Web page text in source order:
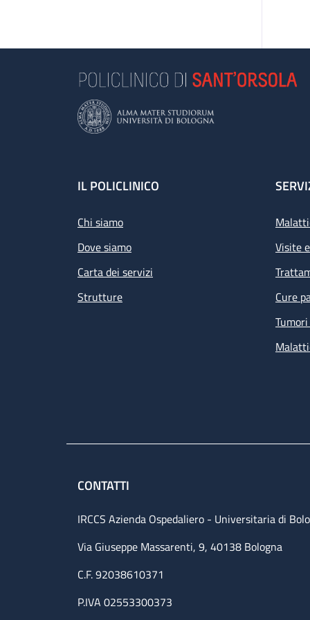
Footer
IL POLICLINICO
Chi siamo
Dove siamo
Carta dei servizi
Strutture
Visite
Cure
CONTATTI
IRCCS Azienda Ospedaliero - Universitaria di
Via Giuseppe Massarenti, 9, 40138 Bologna
C.F. 92038610371
P.IVA 02553300373